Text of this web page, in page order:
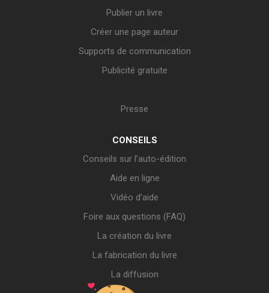
Publier un livre
Créer une page auteur
Supports de communication
Publicité gratuite
Presse
CONSEILS
Conseils sur l’auto-édition
Aide en ligne
Vidéo d’aide
Foire aux questions (FAQ)
La création du livre
La fabrication du livre
La diffusion